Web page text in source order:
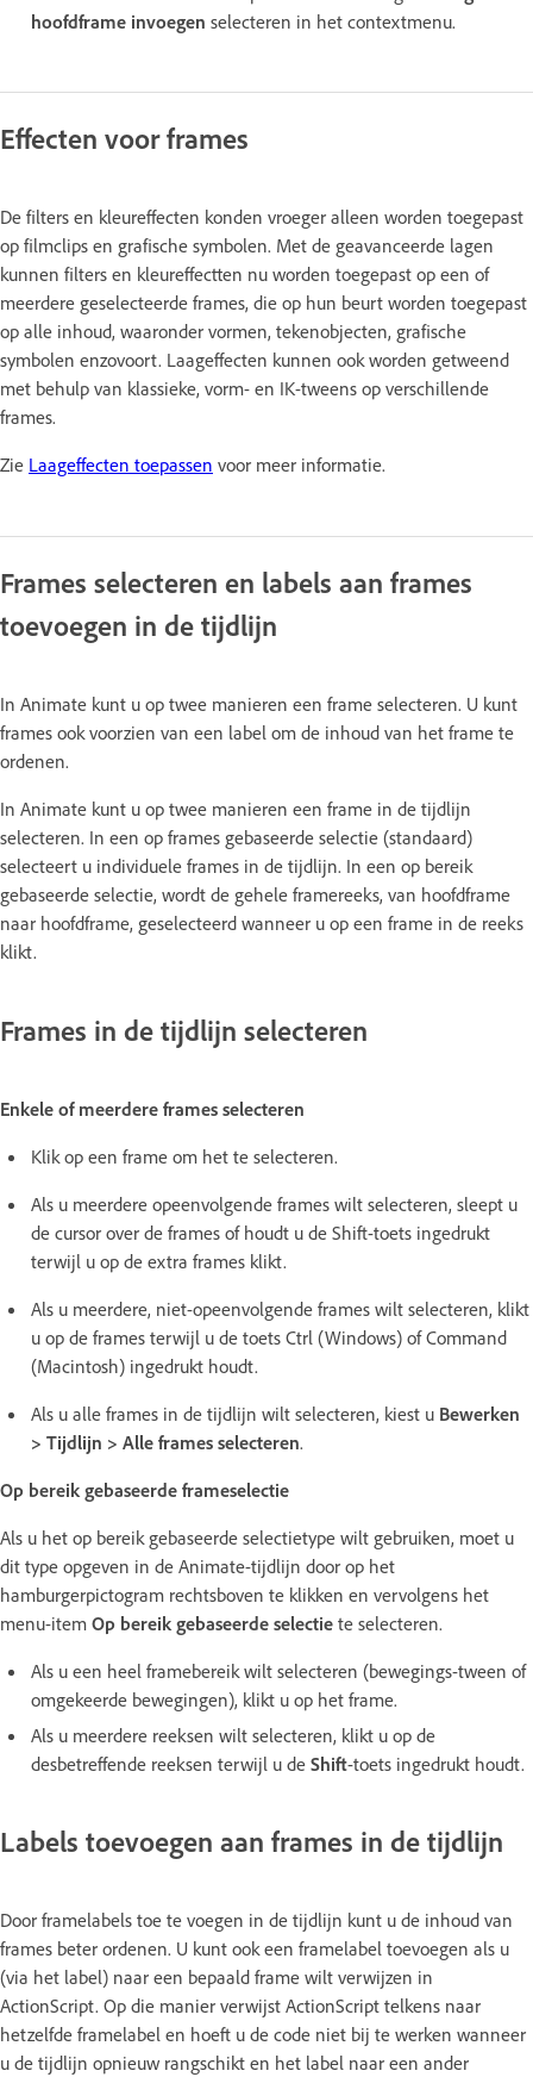
hoofdframe invoegen selecteren in het contextmenu.
Effecten voor frames
De filters en kleureffecten konden vroeger alleen worden toegepast
op filmclips en grafische symbolen. Met de geavanceerde lagen
kunnen filters en kleureffectten nu worden toegepast op een of
meerdere geselecteerde frames, die op hun beurt worden toegepast
op alle inhoud, waaronder vormen, tekenobjecten, grafische
symbolen enzovoort. Laageffecten kunnen ook worden getweend
met behulp van klassieke, vorm- en IK-tweens op verschillende
frames.
Zie Laageffecten toepassen voor meer informatie.
Frames selecteren en labels aan frames
toevoegen in de tijdlijn
In Animate kunt u op twee manieren een frame selecteren. U kunt
frames ook voorzien van een label om de inhoud van het frame te
ordenen.
In Animate kunt u op twee manieren een frame in de tijdlijn
selecteren. In een op frames gebaseerde selectie (standaard)
selecteert u individuele frames in de tijdlijn. In een op bereik
gebaseerde selectie, wordt de gehele framereeks, van hoofdframe
naar hoofdframe, geselecteerd wanneer u op een frame in de reeks
klikt.
Frames in de tijdlijn selecteren
Enkele of meerdere frames selecteren
Klik op een frame om het te selecteren.
Als u meerdere opeenvolgende frames wilt selecteren, sleept u
de cursor over de frames of houdt u de Shift-toets ingedrukt
terwijl u op de extra frames klikt.
Als u meerdere, niet-opeenvolgende frames wilt selecteren, klikt
u op de frames terwijl u de toets Ctrl (Windows) of Command
(Macintosh) ingedrukt houdt.
Als u alle frames in de tijdlijn wilt selecteren, kiest u Bewerken
> Tijdlijn > Alle frames selecteren.
Op bereik gebaseerde frameselectie
Als u het op bereik gebaseerde selectietype wilt gebruiken, moet u
dit type opgeven in de Animate-tijdlijn door op het
hamburgerpictogram rechtsboven te klikken en vervolgens het
menu-item Op bereik gebaseerde selectie te selecteren.
Als u een heel framebereik wilt selecteren (bewegings-tween of
omgekeerde bewegingen), klikt u op het frame.
Als u meerdere reeksen wilt selecteren, klikt u op de
desbetreffende reeksen terwijl u de Shift-toets ingedrukt houdt.
Labels toevoegen aan frames in de tijdlijn
Door framelabels toe te voegen in de tijdlijn kunt u de inhoud van
frames beter ordenen. U kunt ook een framelabel toevoegen als u
(via het label) naar een bepaald frame wilt verwijzen in
ActionScript. Op die manier verwijst ActionScript telkens naar
hetzelfde framelabel en hoeft u de code niet bij te werken wanneer
u de tijdlijn opnieuw rangschikt en het label naar een ander